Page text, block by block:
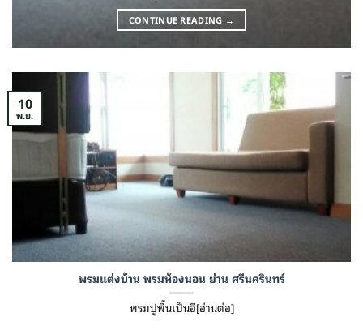
CONTINUE READING →
พรมแต่งบ้าน พรมห้องนอน ย่าน ศรีนครินทร์
พรมปูพื้นเป็นอี[อ่านต่อ]
10
พ.ย.